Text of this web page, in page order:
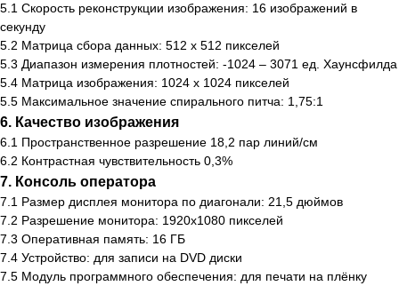
5.1 Скорость реконструкции изображения: 16 изображений в
секунду
5.2 Матрица сбора данных: 512 х 512 пикселей
5.3 Диапазон измерения плотностей: -1024 – 3071 ед. Хаунсфилда
5.4 Матрица изображения: 1024 х 1024 пикселей
5.5 Максимальное значение спирального питча: 1,75:1
6. Качество изображения
6.1 Пространственное разрешение 18,2 пар линий/см
6.2 Контрастная чувствительность 0,3%
7. Консоль оператора
7.1 Размер дисплея монитора по диагонали: 21,5 дюймов
7.2 Разрешение монитора: 1920х1080 пикселей
7.3 Оперативная память: 16 ГБ
7.4 Устройство: для записи на DVD диски
7.5 Модуль программного обеспечения: для печати на плёнку